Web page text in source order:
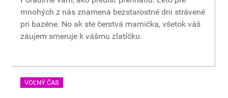
mnohých z nás znamená bezstarostné dni strávené
pri bazéne. No ak ste čerstvá mamička, všetok váš
záujem smeruje k vášmu zlatíčku.
VOĽNÝ ČAS